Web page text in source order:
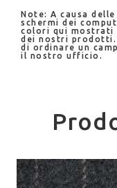
Note: A causa
schermi dei
colori qui mostrati
dei nostri prodotti.
di ordinare un
il nostro ufficio.